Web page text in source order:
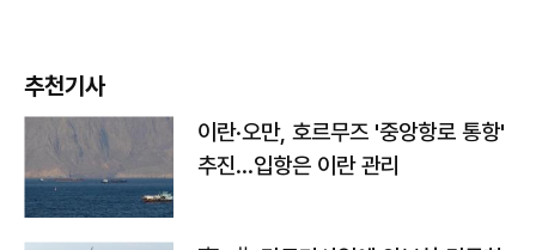
추천기사
이란·오만, 호르무즈 '중앙항로 통항'
추진…입항은 이란 관리